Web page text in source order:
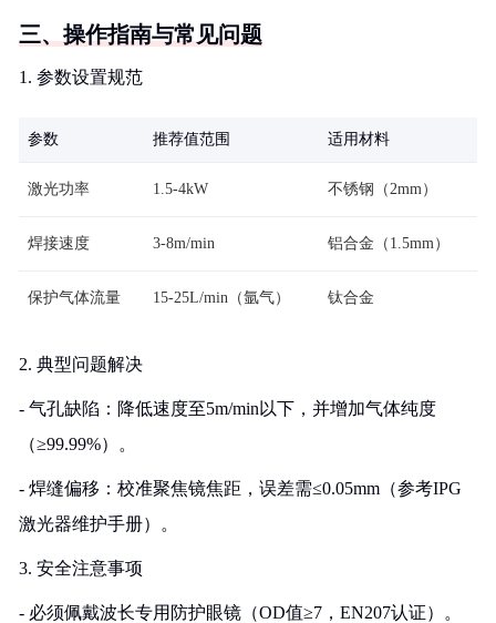
三、操作指南与常见问题
1. 参数设置规范
参数 推荐值范围 适用材料
激光功率 1.5-4kW 不锈钢（2mm）
焊接速度 3-8m/min 铝合金（1.5mm）
保护气体流量 15-25L/min（氩气） 钛合金
2. 典型问题解决
- 气孔缺陷：降低速度至5m/min以下，并增加气体纯度
（≥99.99%）。
- 焊缝偏移：校准聚焦镜焦距，误差需≤0.05mm（参考IPG
激光器维护手册）。
3. 安全注意事项
- 必须佩戴波长专用防护眼镜（OD值≥7，EN207认证）。